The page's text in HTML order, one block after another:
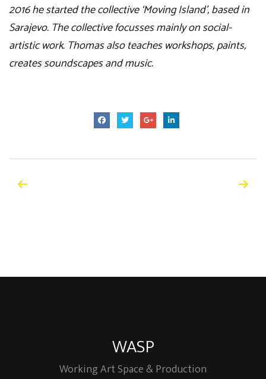
2016 he started the collective ‘Moving Island’, based in
Sarajevo. The collective focusses mainly on social-
artistic work. Thomas also teaches workshops, paints,
creates soundscapes and music.
WASP
Working Art Space & Production